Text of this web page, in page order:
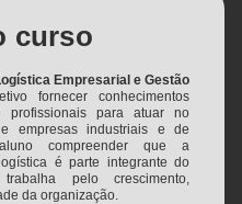
curso
Empresarial e Gestão
fornecer conhecimentos
profissionais para atuar no
empresas industriais e de
compreender que a
é parte integrante do
pelo crescimento,
da organização.